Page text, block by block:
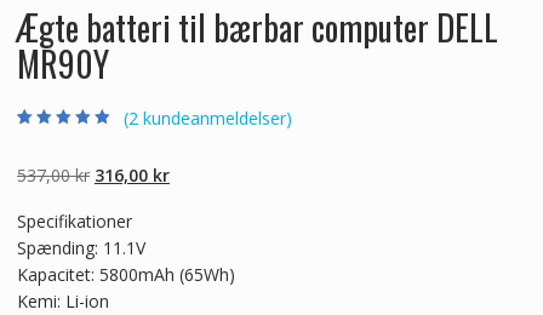
Ægte batteri til bærbar computer DELL
MR90Y
baseret på
kundebedømme
(2 kundeanmeldelser)
537,00kr Den
pris
var:
537,00 kr.
316,00 krDen
316,00 kr.
Specifikationer
Spænding: 11.1V
Kapacitet: 5800mAh (65Wh)
Kemi: Li-ion